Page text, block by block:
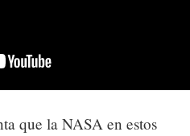
que la NASA en estos